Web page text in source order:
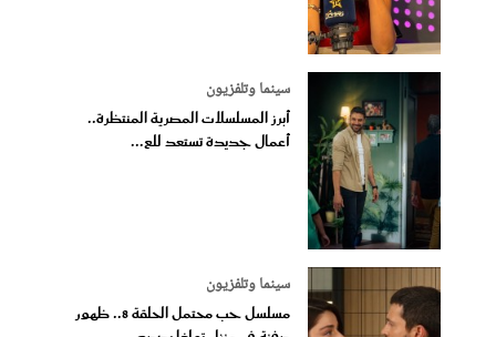
سينما وتلفزيون
أبرز المسلسلات المصرية المنتظرة..
أعمال جديدة تستعد للع...
سينما وتلفزيون
مسلسل حب محتمل الحلقة 8.. ظهور